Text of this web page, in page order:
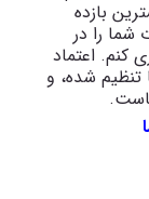
بازده
شما را در
کنم. اعتماد
تنظیم شده، و